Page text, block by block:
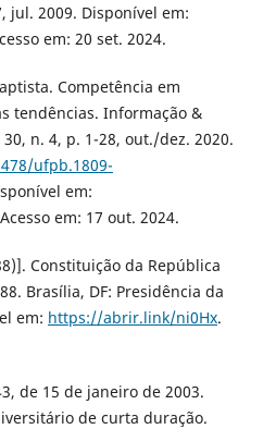
jul. 2009. Disponível em:
em: 20 set. 2024.
Competência em
tendências. Informação &
30, n. 4, p. 1-28, out./dez. 2020.
ufpb.1809-
em:
em: 17 out. 2024.
Constituição da República
Brasília, DF: Presidência da
em: https://abrir.link/ni0Hx.
de 15 de janeiro de 2003.
de curta duração.